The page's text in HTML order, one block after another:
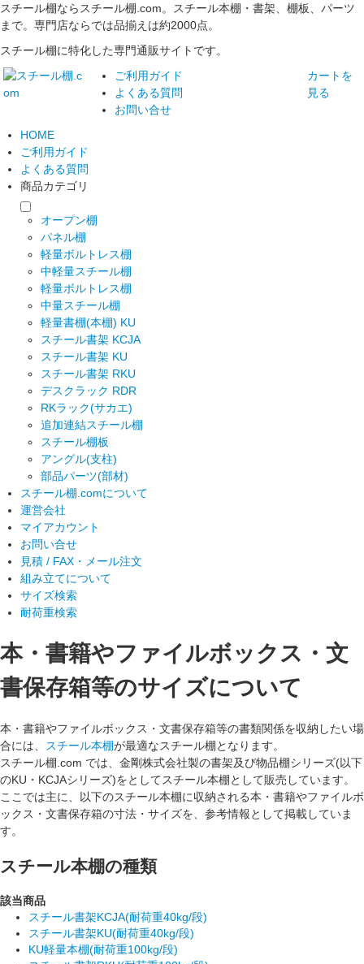
スチール棚ならスチール棚.com。スチール本棚・書架、棚板、パーツ
まで。専門店ならでは品揃えは約2000点。
スチール棚に特化した専門通販サイトです。
ご利用ガイド
よくある質問
お問い合せ
カートを
見る
HOME
ご利用ガイド
よくある質問
商品カテゴリ
オープン棚
パネル棚
軽量ボルトレス棚
中軽量スチール棚
軽量ボルトレス棚
中量スチール棚
軽量書棚(本棚) KU
スチール書架 KCJA
スチール書架 KU
スチール書架 RKU
デスクラック RDR
RKラック(サカエ)
追加連結スチール棚
スチール棚板
アングル(支柱)
部品パーツ(部材)
スチール棚.comについて
運営会社
マイアカウント
お問い合せ
見積 / FAX・メール注文
組み立てについて
サイズ検索
耐荷重検索
本・書籍やファイルボックス・文
書保存箱等のサイズについて
本・書籍やファイルボックス・文書保存箱等の書類関係を収納したい場
合には、
スチール本棚が最適なスチール棚となります。
スチール棚.com では、金剛株式会社製の書架及び物品棚シリーズ(以下
のKU・KCJAシリーズ)をとしてスチール本棚として販売しています。
ここでは主に、以下のスチール本棚に収納される本・書籍やファイルボ
ックス・文書保存箱の寸法・サイズを、参考情報として掲載していま
す。
スチール本棚の種類
該当商品
スチール書架KCJA(耐荷重40kg/段)
スチール書架KU(耐荷重40kg/段)
KU軽量本棚(耐荷重100kg/段)